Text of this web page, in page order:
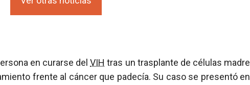
en curarse delVIH tras un trasplante de células madre
frente al cáncer que padecía. Su caso se presentó en